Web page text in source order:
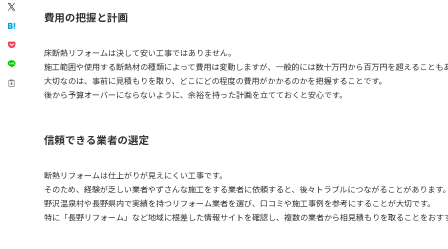
費用の把握と計画
床断熱リフォームは決して安い工事ではありません。
施工範囲や使用する断熱材の種類によって費用は変動しますが、一般的には数十万円から百万円を超えることも
大切なのは、事前に見積もりを取り、どこにどの程度の費用がかかるのかを把握することです。
後から予算オーバーにならないように、余裕を持った計画を立てておくと安心です。
信頼できる業者の選定
断熱リフォームは仕上がりが見えにくい工事です。
そのため、経験が乏しい業者やずさんな施工をする業者に依頼すると、後々トラブルにつながることがあります。
野沢温泉村や長野県内で実績を持つリフォーム業者を選び、口コミや施工事例を参考にすることが大切です。
特に「長野リフォーム」など地域に根差した情報サイトを確認し、複数の業者から相見積もりを取ることをおす